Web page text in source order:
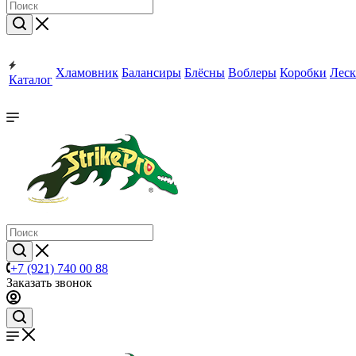
Каталог
Хламовник Балансиры Блёсны Воблеры Коробки
+7 (921) 740 00 88
Заказать звонок